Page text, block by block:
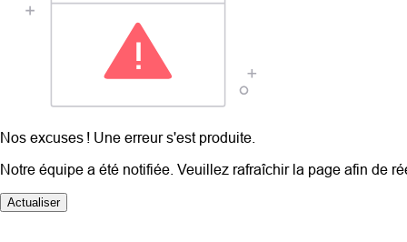
Nos excuses ! Une erreur s'est produite.
Notre équipe a été notifiée. Veuillez rafraîchir la page afin de
Actualiser